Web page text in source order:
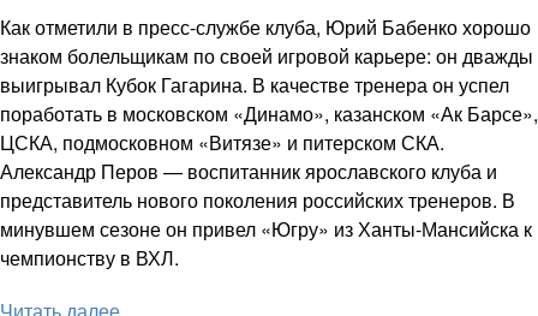
Как отметили в пресс-службе клуба, Юрий Бабенко хорошо
знаком болельщикам по своей игровой карьере: он дважды
выигрывал Кубок Гагарина. В качестве тренера он успел
поработать в московском «Динамо», казанском «Ак Барсе»,
ЦСКА, подмосковном «Витязе» и питерском СКА.
Александр Перов — воспитанник ярославского клуба и
представитель нового поколения российских тренеров. В
минувшем сезоне он привел «Югру» из Ханты-Мансийска к
чемпионству в ВХЛ.